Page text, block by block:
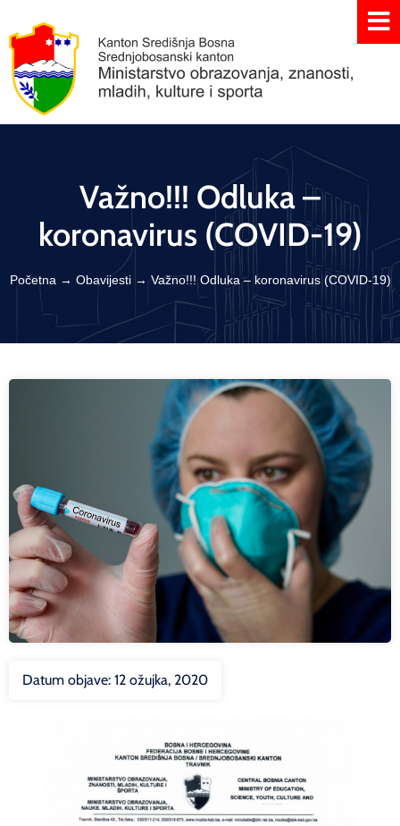
Važno!!! Odluka –
koronavirus (COVID-19)
Početna → Obavijesti→ Važno!!! Odluka – koronavirus (COVID-19)
Datum objave: 12 ožujka, 2020